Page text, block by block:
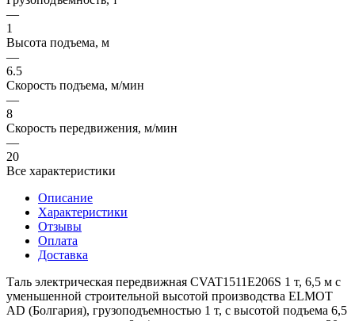
—
1
Высота подъема, м
—
6.5
Скорость подъема, м/мин
—
8
Скорость передвижения, м/мин
—
20
Все характеристики
Описание
Характеристики
Отзывы
Оплата
Доставка
Таль электрическая передвижная CVAT1511E206S 1 т, 6,5 м с
уменьшенной строительной высотой производства ELMOT
AD (Болгария), грузоподъемностью 1 т, с высотой подъема 6,5